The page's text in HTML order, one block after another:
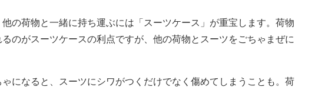
の荷物と一緒に持ち運ぶには「スーツケース」が重宝します。荷物
のがスーツケースの利点ですが、他の荷物とスーツをごちゃまぜに
になると、スーツにシワがつくだけでなく傷めてしまうことも。荷